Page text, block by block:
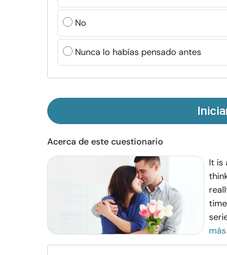
No
Nunca lo habías pensado antes
Acerca de este cuestionario
It is
más